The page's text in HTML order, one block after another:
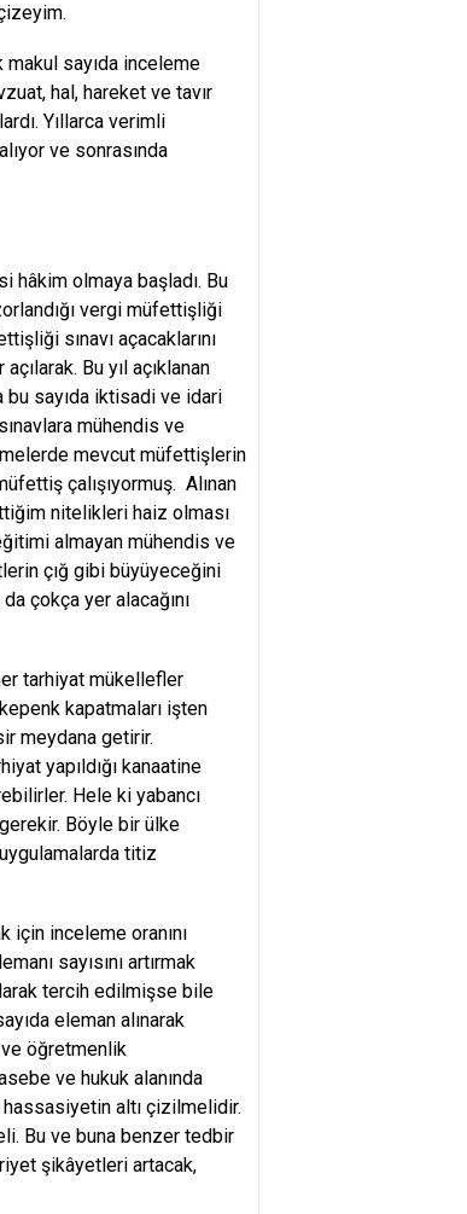
sayıda inceleme
hal, hareket ve tavır
Yıllarca verimli
ve sonrasında
hâkim olmaya başladı. Bu
vergi müfettişliği
sınavı açacaklarını
Bu yıl açıklanan
bu sayıda iktisadi ve idari
mühendis ve
mevcut müfettişlerin
çalışıyormuş. Alınan
nitelikleri haiz olması
almayan mühendis ve
çığ gibi büyüyeceğini
çokça yer alacağını
tarhiyat mükellefler
kapatmaları işten
meydana getirir.
yapıldığı kanaatine
Hele ki yabancı
Böyle bir ülke
titiz
inceleme oranını
sayısını artırmak
tercih edilmişse bile
eleman alınarak
öğretmenlik
ve hukuk alanında
hassasiyetin altı çizilmelidir.
Bu ve buna benzer tedbir
şikâyetleri artacak,